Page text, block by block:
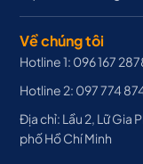
Về chúng tôi
Hotline 1: 096 167
Hotline 2: 097 774
Địa chỉ: Lầu 2, Lữ Gia
phố Hồ Chí Minh